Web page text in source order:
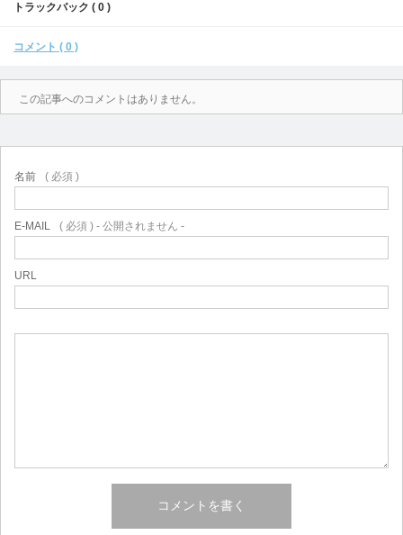
トラックバック ( 0 )
コメント ( 0 )
この記事へのコメントはありません。
名前 ( 必須 )
E-MAIL ( 必須 ) - 公開されません -
URL